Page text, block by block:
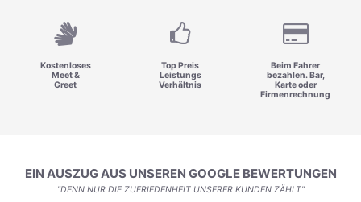
Kostenloses
Meet &
Greet
Top Preis
Leistungs
Verhältnis
Beim Fahrer
bezahlen. Bar,
Karte oder
Firmenrechnung
EIN AUSZUG AUS UNSEREN GOOGLE BEWERTUNGEN
"DENN NUR DIE ZUFRIEDENHEIT UNSERER KUNDEN ZÄHLT"